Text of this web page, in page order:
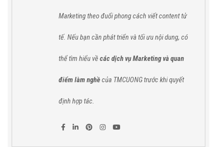
Marketing theo đuổi phong cách viết content tử
tế. Nếu bạn cần phát triển và tối ưu nội dung, có
thể tìm hiểu về các dịch vụ Marketing và quan
điểm làm nghềcủa TMCUONG trước khi quyết
định hợp tác.